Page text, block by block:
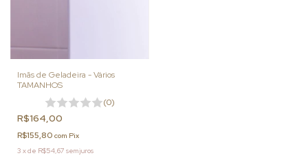
Imãs de Geladeira - Vários
TAMANHOS
(0)
R$164,00
R$155,80 com Pix
3 xde R$54,67 sem juros